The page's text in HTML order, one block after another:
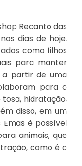
Recanto das
dias de hoje,
como filhos
para manter
a partir de uma
para o
hidratação,
disso, em um
é possível
animais, que
como é o